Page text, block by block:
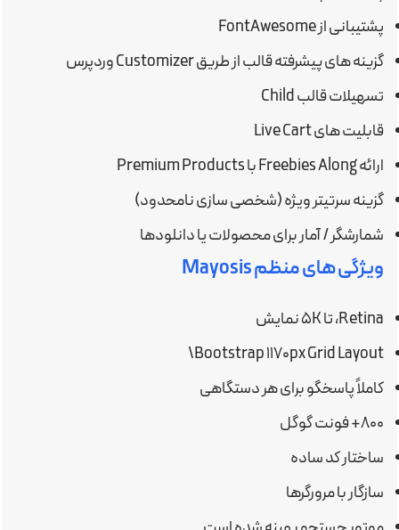
پشتیبانی از FontAwesome
گزینه های پیشرفته قالب از طریق Customizer وردپرس
تسهیلات قالب Child
قابلیت های Live Cart
ارائه Freebies Along با Premium Products
گزینه سرتیتر ویژه (شخصی سازی نامحدود)
شمارشگر / آمار برای محصولات یا دانلودها
ویژگی های منظم Mayosis
Retina، تا ۵K نمایش
Bootstrap 1170px Grid Layout\
کاملاً پاسخگو برای هر دستگاهی
۸۰۰+ فونت گوگل
ساختار کد ساده
سازگار با مرورگرها